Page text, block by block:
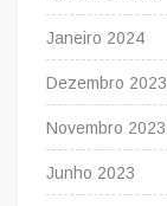
Janeiro 2024
Dezembro 2023
Novembro 2023
Junho 2023